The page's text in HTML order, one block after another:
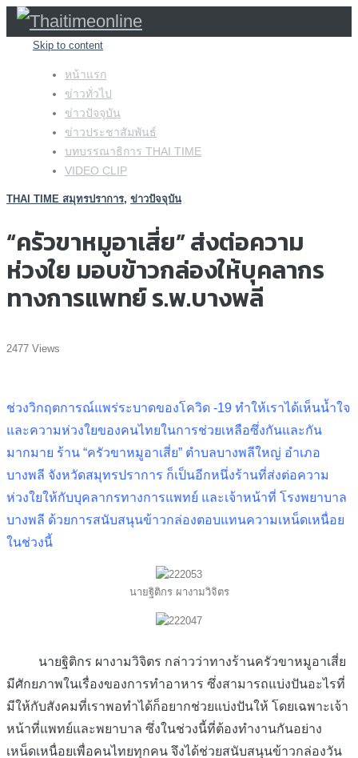
Skip to content
หน้าแรก
ข่าวทั่วไป
ข่าวปัจจุบัน
ข่าวประชาสัมพันธ์
บทบรรณาธิการ THAI TIME
VIDEO CLIP
THAI TIME สมุทรปราการ, ข่าวปัจจุบัน
“ครัวขาหมูอาเสี่ย” ส่งต่อความ
ห่วงใย มอบข้าวกล่องให้บุคลากร
ทางการแพทย์ ร.พ.บางพลี
2477 Views
ช่วงวิกฤตการณ์แพร่ระบาดของโควิด -19 ทำให้เราได้เห็นน้ำใจ
และความห่วงใยของคนไทยในการช่วยเหลือซึ่งกันและกัน
มากมาย ร้าน “ครัวขาหมูอาเสี่ย” ตำบลบางพลีใหญ่ อำเภอ
บางพลี จังหวัดสมุทรปราการ ก็เป็นอีกหนึ่งร้านที่ส่งต่อความ
ห่วงใยให้กับบุคลากรทางการแพทย์ และเจ้าหน้าที่ โรงพยาบาล
บางพลี ด้วยการสนับสนุนข้าวกล่องตอบแทนความเหน็ดเหนื่อย
ในช่วงนี้
นายฐิติกร ผางามวิจิตร
นายฐิติกร ผางามวิจิตร กล่าวว่าทางร้านครัวขาหมูอาเสี่ย
มีศักยภาพในเรื่องของการทำอาหาร ซึ่งสามารถแบ่งปันอะไรที่
มีให้กับสังคมที่เราพอทำได้ก็อยากช่วยแบ่งปันให้ โดยเฉพาะเจ้า
หน้าที่แพทย์และพยาบาล ซึ่งในช่วงนี้ที่ต้องทำงานกันอย่าง
เหน็ดเหนื่อยเพื่อคนไทยทุกคน จึงได้ช่วยสนับสนุนข้าวกล่องวัน